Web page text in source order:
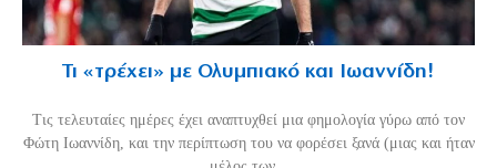
Τι «τρέχει» με Ολυμπιακό και Ιωαννίδη!
Τις τελευταίες ημέρες έχει αναπτυχθεί μια φημολογία γύρω από τον
Φώτη Ιωαννίδη, και την περίπτωση του να φορέσει ξανά (μιας και ήταν